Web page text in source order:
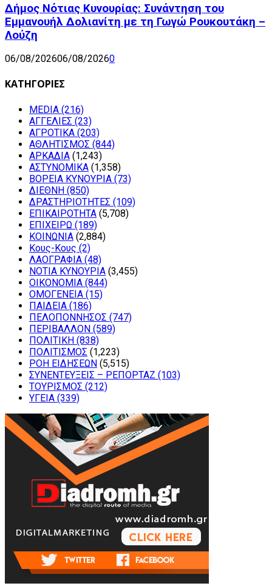
Δήμος Νότιας Κυνουρίας: Συνάντηση του
Εμμανουήλ Δολιανίτη με τη Γωγώ Ρουκουτάκη –
Λούζη
06/08/202606/08/20260
ΚΑΤΗΓΟΡΙΕΣ
MEDIA (216)
ΑΓΓΕΛΙΕΣ (23)
ΑΓΡΟΤΙΚΑ (203)
ΑΘΛΗΤΙΣΜΟΣ (844)
ΑΡΚΑΔΙΑ (1,243)
ΑΣΤΥΝΟΜΙΚΑ (1,358)
ΒΟΡΕΙΑ ΚΥΝΟΥΡΙΑ (73)
ΔΙΕΘΝΗ (850)
ΔΡΑΣΤΗΡΙΟΤΗΤΕΣ (109)
ΕΠΙΚΑΙΡΟΤΗΤΑ (5,708)
ΕΠΙΧΕΙΡΩ (189)
ΚΟΙΝΩΝΙΑ (2,884)
Κους-Κους (2)
ΛΑΟΓΡΑΦΙΑ (48)
ΝΟΤΙΑ ΚΥΝΟΥΡΙΑ (3,455)
ΟΙΚΟΝΟΜΙΑ (844)
ΟΜΟΓΕΝΕΙΑ (15)
ΠΑΙΔΕΙΑ (186)
ΠΕΛΟΠΟΝΝΗΣΟΣ (747)
ΠΕΡΙΒΑΛΛΟΝ (589)
ΠΟΛΙΤΙΚΗ (838)
ΠΟΛΙΤΙΣΜΟΣ (1,223)
ΡΟΗ ΕΙΔΗΣΕΩΝ (5,515)
ΣΥΝΕΝΤΕΥΞΕΙΣ – ΡΕΠΟΡΤΑΖ (103)
ΤΟΥΡΙΣΜΟΣ (212)
ΥΓΕΙΑ (339)